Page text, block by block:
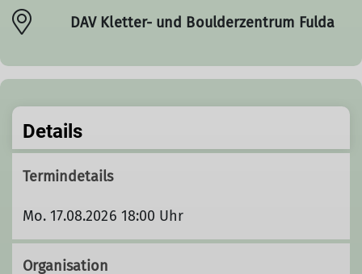
DAV Kletter- und Boulderzentrum Fulda
Details
Termindetails
Mo. 17.08.2026 18:00 Uhr
Organisation